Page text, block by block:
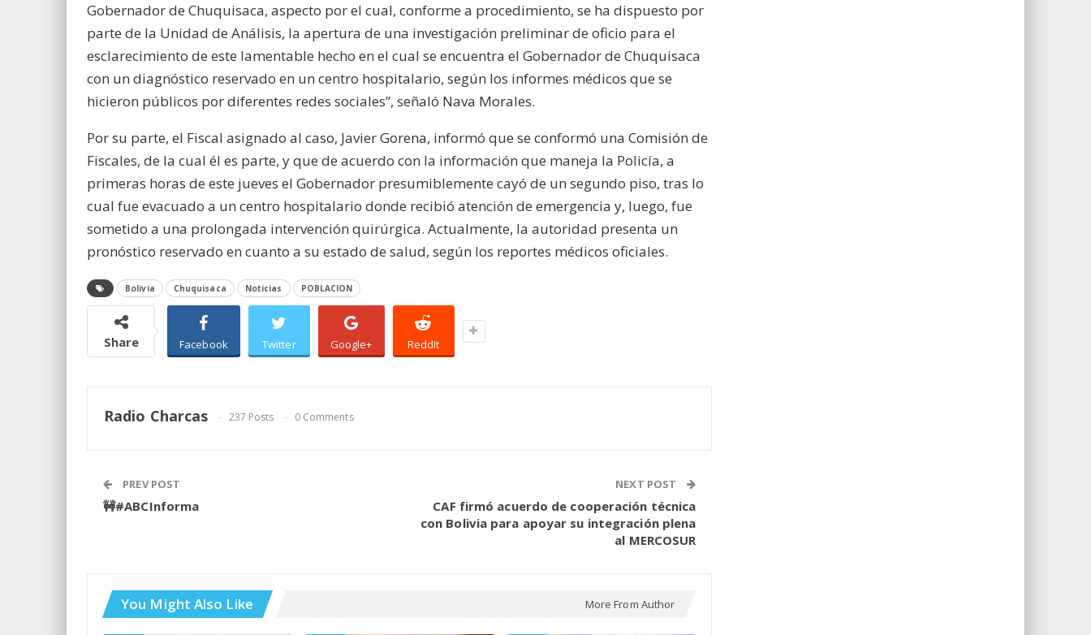
Gobernador de Chuquisaca, aspecto por el cual, conforme a procedimiento, se ha dispuesto por
parte de la Unidad de Análisis, la apertura de una investigación preliminar de oficio para el
esclarecimiento de este lamentable hecho en el cual se encuentra el Gobernador de Chuquisaca
con un diagnóstico reservado en un centro hospitalario, según los informes médicos que se
hicieron públicos por diferentes redes sociales”, señaló Nava Morales.
Por su parte, el Fiscal asignado al caso, Javier Gorena, informó que se conformó una Comisión de
Fiscales, de la cual él es parte, y que de acuerdo con la información que maneja la Policía, a
primeras horas de este jueves el Gobernador presumiblemente cayó de un segundo piso, tras lo
cual fue evacuado a un centro hospitalario donde recibió atención de emergencia y, luego, fue
sometido a una prolongada intervención quirúrgica. Actualmente, la autoridad presenta un
pronóstico reservado en cuanto a su estado de salud, según los reportes médicos oficiales.
Bolivia Chuquisaca Noticias POBLACION
Share Facebook Twitter Google+ ReddIt
Radio Charcas 237 Posts 0 Comments
PREV POST
🚧#ABCInforma
NEXT POST
CAF firmó acuerdo de cooperación técnica
con Bolivia para apoyar su integración plena
al MERCOSUR
You Might Also Like More From Author